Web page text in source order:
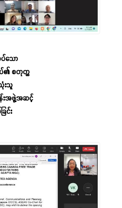
သော
၏ စတုတ္ထ
းသူ
းအဖွဲ့အဆင့်
င်း